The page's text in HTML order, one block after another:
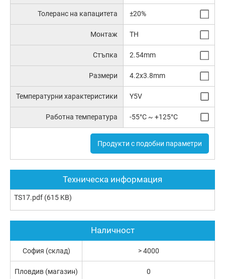
Толеранс на капацитета ±20%
Монтаж TH
Стъпка 2.54mm
Размери 4.2x3.8mm
Температурни характеристики Y5V
Работна температура -55°C ~ +125°C
Продукти с подобни параметри
Техническа информация
TS17.pdf (615 KB)
Наличност
София (склад) > 4000
Пловдив (магазин) 0